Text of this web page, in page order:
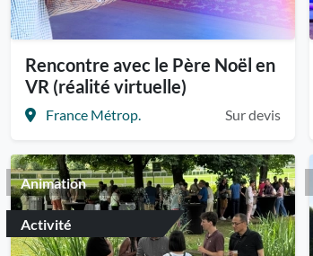
Rencontre avec le Père Noël en
VR (réalité virtuelle)
France Métrop. Sur devis
Animation
Activité